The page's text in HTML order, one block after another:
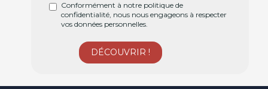
Conformément à notre politique de
confidentialité, nous nous engageons à respecter
vos données personnelles.